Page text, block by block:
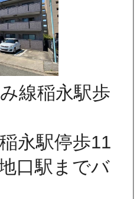
線稲永駅歩
永駅停歩11
口駅までバ